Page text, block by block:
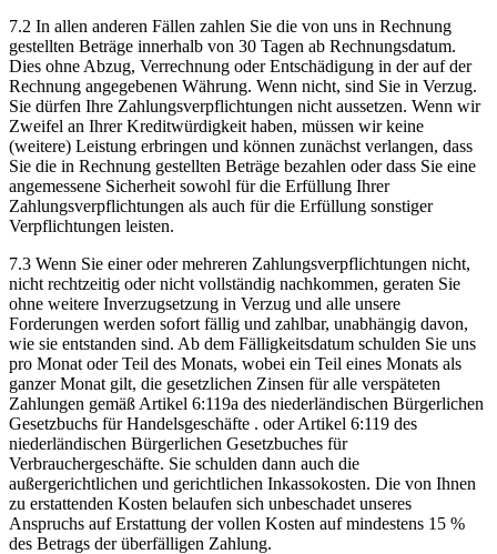
7.2 In allen anderen Fällen zahlen Sie die von uns in Rechnung
gestellten Beträge innerhalb von 30 Tagen ab Rechnungsdatum.
Dies ohne Abzug, Verrechnung oder Entschädigung in der auf der
Rechnung angegebenen Währung. Wenn nicht, sind Sie in Verzug.
Sie dürfen Ihre Zahlungsverpflichtungen nicht aussetzen. Wenn wir
Zweifel an Ihrer Kreditwürdigkeit haben, müssen wir keine
(weitere) Leistung erbringen und können zunächst verlangen, dass
Sie die in Rechnung gestellten Beträge bezahlen oder dass Sie eine
angemessene Sicherheit sowohl für die Erfüllung Ihrer
Zahlungsverpflichtungen als auch für die Erfüllung sonstiger
Verpflichtungen leisten.
7.3 Wenn Sie einer oder mehreren Zahlungsverpflichtungen nicht,
nicht rechtzeitig oder nicht vollständig nachkommen, geraten Sie
ohne weitere Inverzugsetzung in Verzug und alle unsere
Forderungen werden sofort fällig und zahlbar, unabhängig davon,
wie sie entstanden sind. Ab dem Fälligkeitsdatum schulden Sie uns
pro Monat oder Teil des Monats, wobei ein Teil eines Monats als
ganzer Monat gilt, die gesetzlichen Zinsen für alle verspäteten
Zahlungen gemäß Artikel 6:119a des niederländischen Bürgerlichen
Gesetzbuchs für Handelsgeschäfte . oder Artikel 6:119 des
niederländischen Bürgerlichen Gesetzbuches für
Verbrauchergeschäfte. Sie schulden dann auch die
außergerichtlichen und gerichtlichen Inkassokosten. Die von Ihnen
zu erstattenden Kosten belaufen sich unbeschadet unseres
Anspruchs auf Erstattung der vollen Kosten auf mindestens 15 %
des Betrags der überfälligen Zahlung.